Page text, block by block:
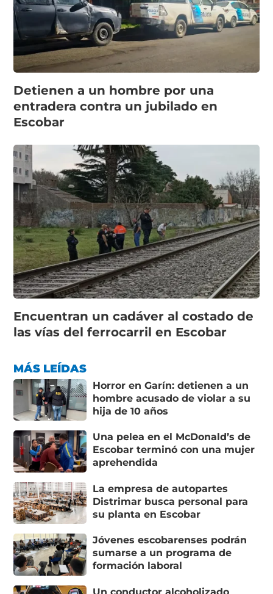
Detienen a un hombre por una
entradera contra un jubilado en
Escobar
Encuentran un cadáver al costado de
las vías del ferrocarril en Escobar
MÁS LEÍDAS
Horror en Garín: detienen a un
hombre acusado de violar a su
hija de 10 años
Una pelea en el McDonald’s de
Escobar terminó con una mujer
aprehendida
La empresa de autopartes
Distrimar busca personal para
su planta en Escobar
Jóvenes escobarenses podrán
sumarse a un programa de
formación laboral